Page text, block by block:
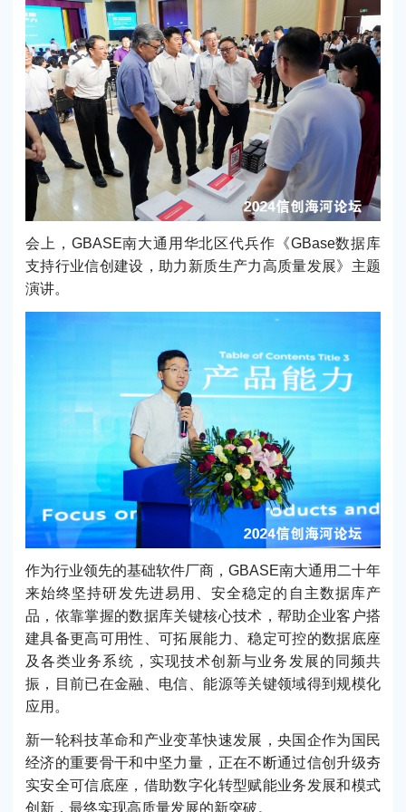
会上，GBASE南大通用华北区代兵作《GBase数据库
支持行业信创建设，助力新质生产力高质量发展》主题
演讲。
作为行业领先的基础软件厂商，GBASE南大通用二十年
来始终坚持研发先进易用、安全稳定的自主数据库产
品，依靠掌握的数据库关键核心技术，帮助企业客户搭
建具备更高可用性、可拓展能力、稳定可控的数据底座
及各类业务系统，实现技术创新与业务发展的同频共
振，目前已在金融、电信、能源等关键领域得到规模化
应用。
新一轮科技革命和产业变革快速发展，央国企作为国民
经济的重要骨干和中坚力量，正在不断通过信创升级夯
实安全可信底座，借助数字化转型赋能业务发展和模式
创新，最终实现高质量发展的新突破。